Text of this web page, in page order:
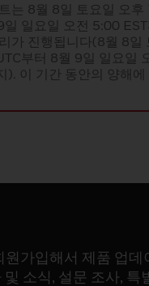
는 8월 8일 토요일 오후
일 일요일 오전 5:00 EST
가 진행됩니다(8월 8일
부터 8월 9일 일요일
). 이 기간 동안의 양해에
가입해서 제품 업데
및 소식, 설문 조사, 특